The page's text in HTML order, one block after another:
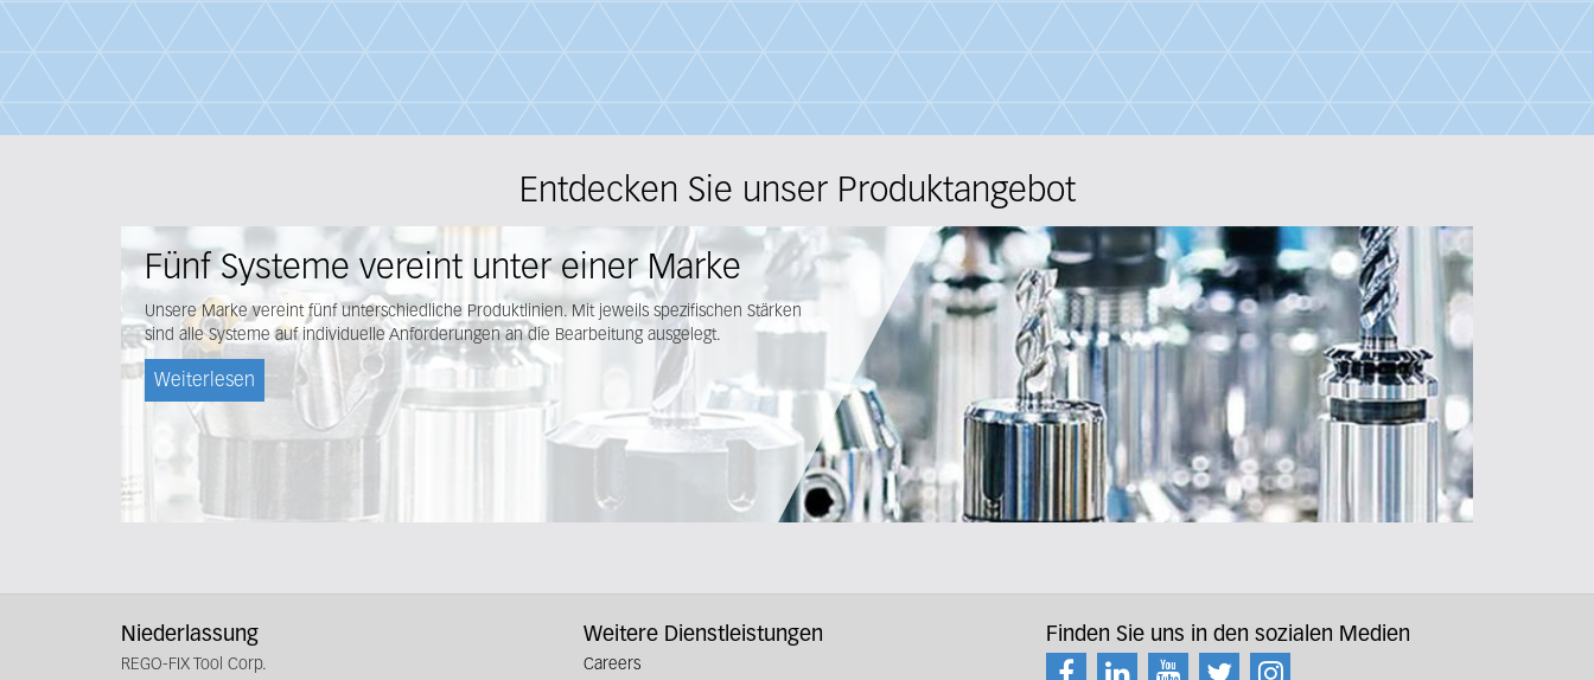
Entdecken Sie unser Produktangebot
Fünf Systeme vereint unter einer Marke
Unsere Marke vereint fünf unterschiedliche Produktlinien. Mit jeweils spezifischen Stärken
sind alle Systeme auf individuelle Anforderungen an die Bearbeitung ausgelegt.
Weiterlesen
Niederlassung
REGO-FIX Tool Corp.
Weitere Dienstleistungen
Careers
Finden Sie uns in den sozialen Medien